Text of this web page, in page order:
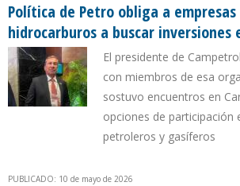
Política de Petro obliga a
hidrocarburos a buscar inversiones
El presidente de
con miembros de esa
sostuvo encuentros en
opciones de participación
petroleros y gasíferos
PUBLICADO: 10 de mayo de 2026